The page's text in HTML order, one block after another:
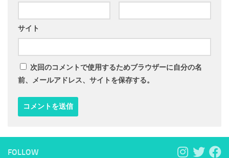
サイト
次回のコメントで使用するためブラウザーに自分の名
前、メールアドレス、サイトを保存する。
FOLLOW